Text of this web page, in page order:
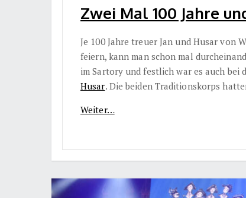
Zwei Mal 100 Jahre
Je 100 Jahre treuer Jan und Husar von
feiern, kann man schon mal
im Sartory und festlich war es auch bei
Husar. Die beiden Traditionskorps
Weiter…